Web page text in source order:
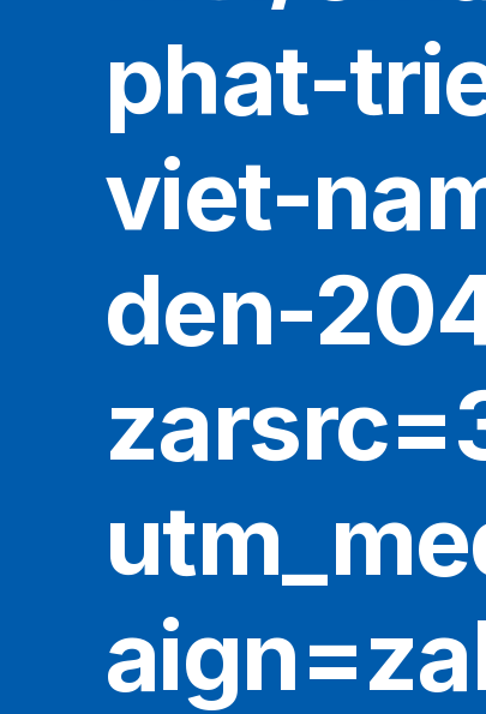
phat-
viet-
den-